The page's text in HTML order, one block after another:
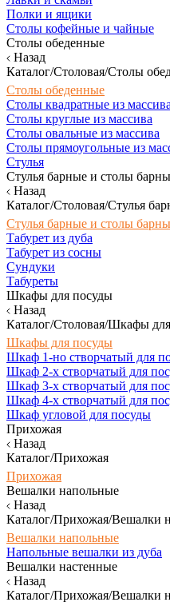
Полки и ящики
Столы кофейные и чайные
Столы обеденные
Назад
Каталог/Столовая/Столы
Столы обеденные
Столы квадратные из массива
Столы круглые из массива
Столы овальные из массива
Столы прямоугольные из
Стулья
Стулья барные и столы
Назад
Каталог/Столовая/Стулья
Стулья барные и столы
Табурет из дуба
Табурет из сосны
Сундуки
Табуреты
Шкафы для посуды
Назад
Каталог/Столовая/Шкафы
Шкафы для посуды
Шкаф 1-но створчатый для
Шкаф 2-х створчатый для
Шкаф 3-х створчатый для
Шкаф 4-х створчатый для
Шкаф угловой для посуды
Прихожая
Назад
Каталог/Прихожая
Прихожая
Вешалки напольные
Назад
Каталог/Прихожая/Вешалки
Вешалки напольные
Напольные вешалки из дуба
Вешалки настенные
Назад
Каталог/Прихожая/Вешалки